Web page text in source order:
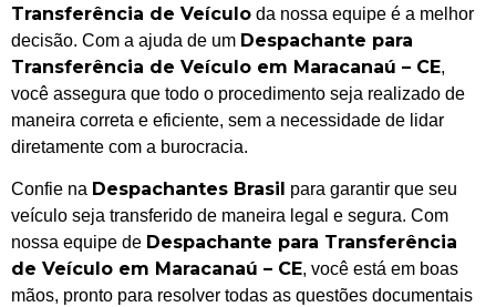
Transferência de Veículo da nossa equipe é a melhor
decisão. Com a ajuda de um Despachante para
Transferência de Veículo em Maracanaú – CE,
você assegura que todo o procedimento seja realizado de
maneira correta e eficiente, sem a necessidade de lidar
diretamente com a burocracia.
Confie na Despachantes Brasil
para garantir que seu
veículo seja transferido de maneira legal e segura. Com
nossa equipe de Despachante para Transferência
de Veículo em Maracanaú – CE, você está em boas
mãos, pronto para resolver todas as questões documentais